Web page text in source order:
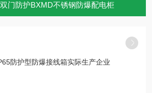
门防护BXMD不锈钢防爆配电柜